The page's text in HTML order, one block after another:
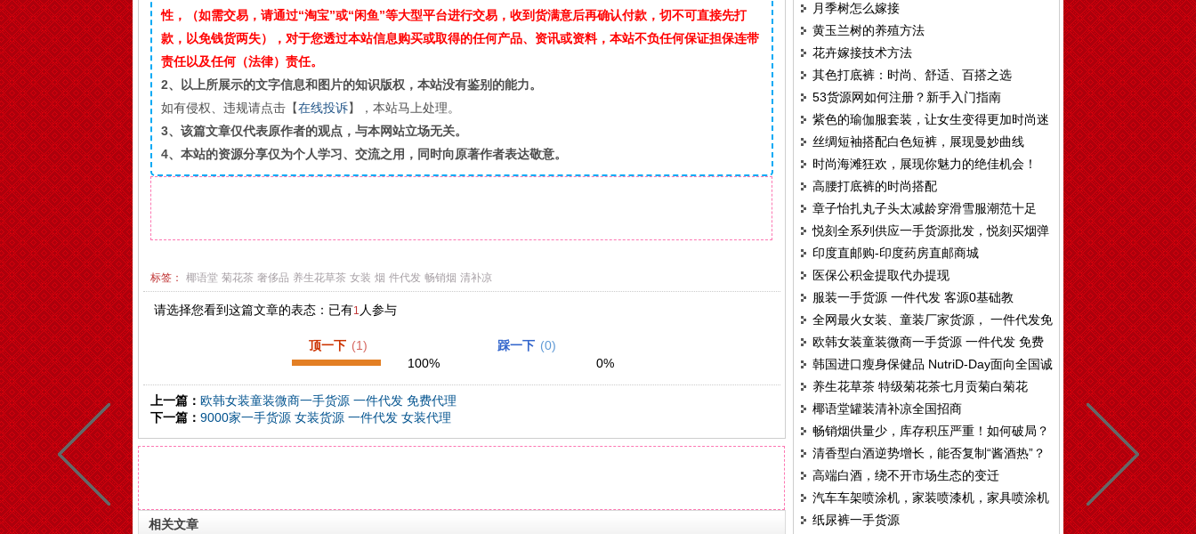
性，（如需交易，请通过“淘宝”或“闲鱼”等大型平台进行交易，收到货满意后再确认付款，切不可直接先打
款，以免钱货两失），对于您透过本站信息购买或取得的任何产品、资讯或资料，本站不负任何保证担保连带
责任以及任何（法律）责任。
2、以上所展示的文字信息和图片的知识版权，本站没有鉴别的能力。
如有侵权、违规请点击【在线投诉】，本站马上处理。
3、该篇文章仅代表原作者的观点，与本网站立场无关。
4、本站的资源分享仅为个人学习、交流之用，同时向原著作者表达敬意。
标签： 椰语堂 菊花茶 奢侈品 养生花草茶 女装 烟 件代发 畅销烟 清补凉
请选择您看到这篇文章的表态：已有1 人参与
顶一下 (1)
100%
踩一下 (0)
0%
上一篇： 欧韩女装童装微商一手货源 一件代发 免费代理
下一篇： 9000家一手货源 女装货源 一件代发 女装代理
相关文章
月季树怎么嫁接
黄玉兰树的养殖方法
花卉嫁接技术方法
其色打底裤：时尚、舒适、百搭之选
53货源网如何注册？新手入门指南
紫色的瑜伽服套装，让女生变得更加时尚迷
人
丝绸短袖搭配白色短裤，展现曼妙曲线
时尚海滩狂欢，展现你魅力的绝佳机会！
高腰打底裤的时尚搭配
章子怡扎丸子头太减龄穿滑雪服潮范十足
悦刻全系列供应一手货源批发，悦刻买烟弹
送烟杆厂家拿货渠道
印度直邮购-印度药房直邮商城
医保公积金提取代办提现
服装一手货源 一件代发 客源0基础教
全网最火女装、童装厂家货源， 一件代发免
费代理
欧韩女装童装微商一手货源 一件代发 免费
代理
韩国进口瘦身保健品 NutriD-Day面向全国诚
招区域代理
养生花草茶 特级菊花茶七月贡菊白菊花
椰语堂罐装清补凉全国招商
畅销烟供量少，库存积压严重！如何破局？
清香型白酒逆势增长，能否复制“酱酒热”？
高端白酒，绕不开市场生态的变迁
汽车车架喷涂机，家装喷漆机，家具喷涂机
T328
纸尿裤一手货源